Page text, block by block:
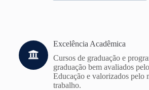
Excelência Acadêmica
Cursos de graduação e
graduação bem avaliados
Educação e valorizados pelo
trabalho.